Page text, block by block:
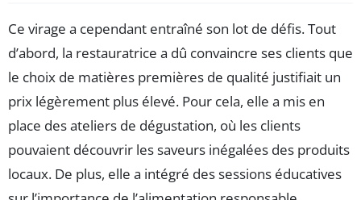
Ce virage a cependant entraîné son lot de défis. Tout
d’abord, la restauratrice a dû convaincre ses clients que
le choix de matières premières de qualité justifiait un
prix légèrement plus élevé. Pour cela, elle a mis en
place des ateliers de dégustation, où les clients
pouvaient découvrir les saveurs inégalées des produits
locaux. De plus, elle a intégré des sessions éducatives